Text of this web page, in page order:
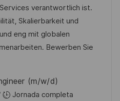
verantwortlich ist.
Skalierbarkeit und
eng mit globalen
Bewerben Sie
(m/w/d)
Jornada completa